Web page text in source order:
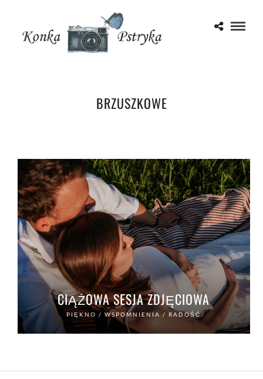
BRZUSZKOWE
CIĄŻOWA SESJA ZDJĘCIOWA
PIĘKNO / WSPOMNIENIA / RADOŚĆ